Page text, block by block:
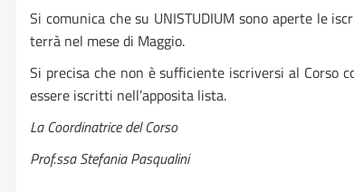
Si comunica che su UNISTUDIUM sono aperte le
terrà nel mese di Maggio.
Si precisa che non è sufficiente iscriversi al Corso
essere iscritti nell’apposita lista.
La Coordinatrice del Corso
Prof.ssa Stefania Pasqualini